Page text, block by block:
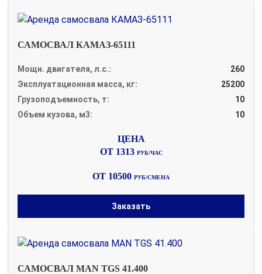
САМОСВАЛ КАМАЗ-65111
Мощн. двигателя, л.с.:
260
Эксплуатационная масса, кг:
25200
Грузоподъемность, т:
10
Объем кузова, м3:
10
ОТ 1313 РУБ/ЧАС
ОТ 10500 РУБ/СМЕНА
Заказать
САМОСВАЛ MAN TGS 41.400